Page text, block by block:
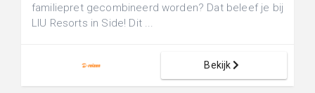
familiepret gecombineerd worden? Dat beleef je bij
LIU Resorts in Side! Dit ...
Bekijk